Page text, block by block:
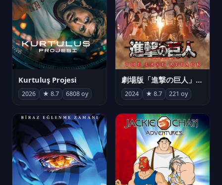
Kurtuluş Projesi
2026 ★ 8.7 6808 oy
劇場版「進撃の巨人」完結編 THE LAST ATTACK
2024 ★ 8.7 221 oy